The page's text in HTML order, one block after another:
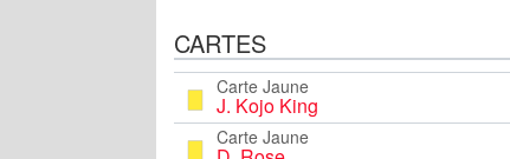
CARTES
Carte Jaune
J. Kojo King
Carte Jaune